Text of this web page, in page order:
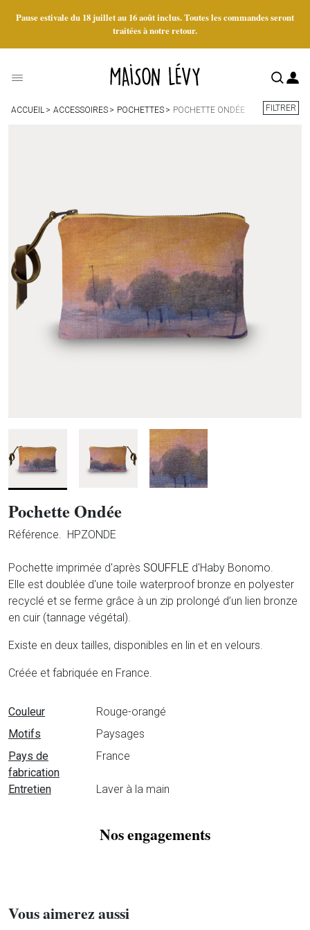
Pause estivale du 18 juillet au 16 août inclus. Toutes les commandes seront
traitées à notre retour.
ACCUEIL ACCESSOIRES POCHETTES POCHETTE ONDÉE FILTRER
Pochette Ondée
Référence. HPZONDE
Pochette imprimée d'après SOUFFLE d'Haby Bonomo.
Elle est doublée d'une toile waterproof bronze en polyester
recyclé et se ferme grâce à un zip prolongé d’un lien bronze
en cuir (tannage végétal).
Existe en deux tailles, disponibles en lin et en velours.
Créée et fabriquée en France.
Fiche technique
Couleur
Rouge-orangé
Motifs
Paysages
Pays de
fabrication
France
Entretien Laver à la main
Nos engagements
Vous aimerez aussi